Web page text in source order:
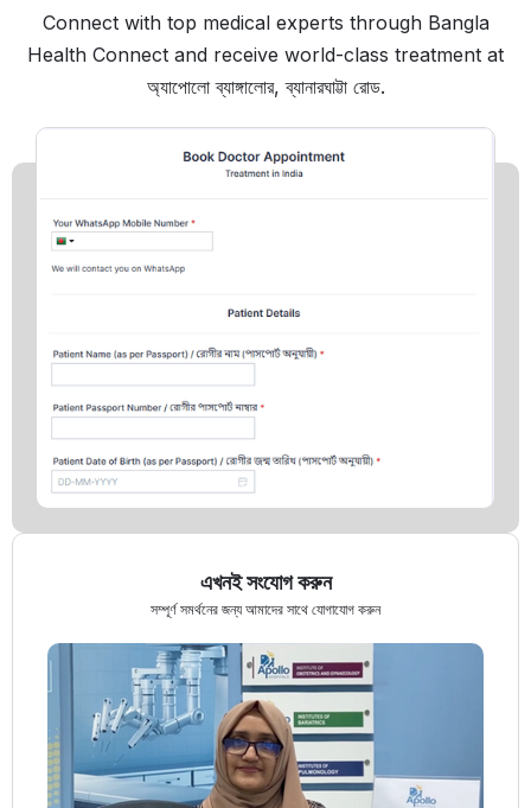
Connect with top medical experts through Bangla
Health Connect and receive world-class treatment at
অ্যাপোলো ব্যাঙ্গালোর, ব্যানারঘাট্টা রোড.
এখনই সংযোগ করুন
সম্পূর্ণ সমর্থনের জন্য আমাদের সাথে যোগাযোগ করুন